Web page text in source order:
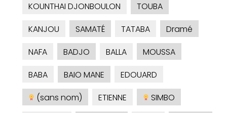
KOUNTHAI DJONBOULON
TOUBA
KANJOU
SAMATÉ TATABA
Dramé
NAFA
BADJO BALLA
MOUSSA
BABA
BAIO MANE
EDOUARD
(sans nom)
ETIENNE
SIMBO